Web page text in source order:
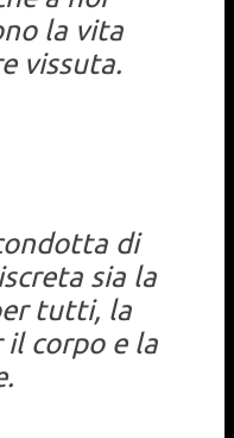
la vita
vissuta.
di
sia la
tutti, la
il corpo e la